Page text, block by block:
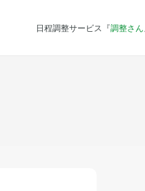
日程調整サービス『調整さん